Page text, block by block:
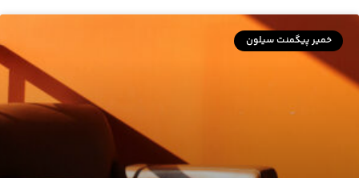
خمیر پیگمنت سیلون